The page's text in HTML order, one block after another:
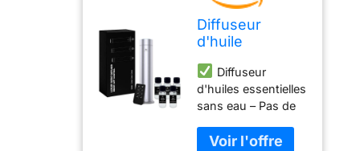
minuteries pour une
expérience
personnalisée et
mains libres.
Grande couverture
200 m². Conçu
Diffuseur
d'huile
eau – Diffuseur
rechargeable
de contrôle par
application pour
huiles
Diffuseur
d'huiles essentielles
sans eau – Pas de
nécessaire : faites